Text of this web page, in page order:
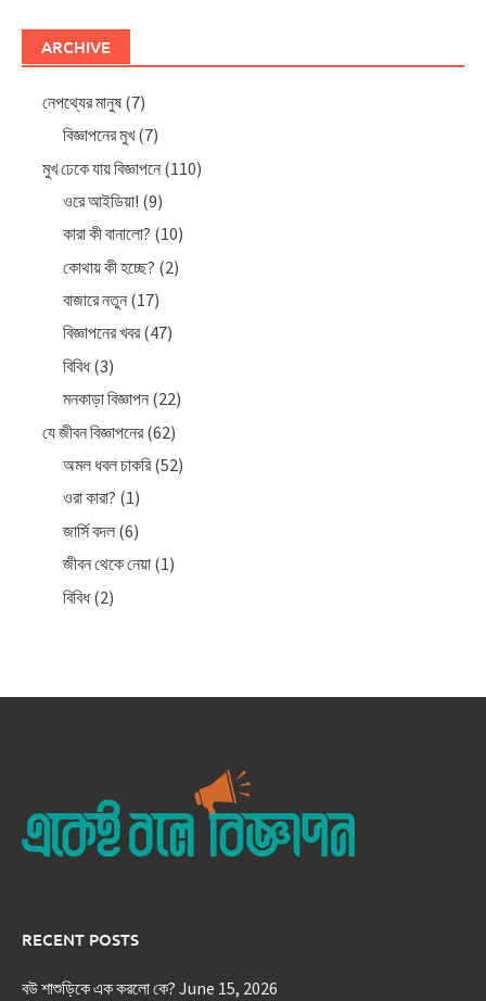
ARCHIVE
নেপথ্যের মানুষ (7)
বিজ্ঞাপনের মুখ(7)
মুখ ঢেকে যায় বিজ্ঞাপনে (110)
ওরে আইডিয়া! (9)
কারা কী বানালো? (10)
কোথায় কী হচ্ছে? (2)
বাজারে নতুন (17)
বিজ্ঞাপনের খবর(47)
বিবিধ(3)
মনকাড়া বিজ্ঞাপন (22)
যে জীবন বিজ্ঞাপনের(62)
অমল ধবল চাকরি(52)
ওরা কারা? (1)
জার্সি বদল (6)
জীবন থেকে নেয়া (1)
বিবিধ(2)
RECENT POSTS
বউ শাশুড়িকে এক করলো কে? June 15, 2026